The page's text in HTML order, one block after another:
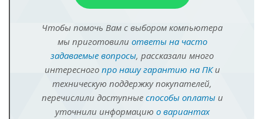
Чтобы помочь Вам с выбором компьютера
мы приготовили ответы на часто
задаваемые вопросы, рассказали много
интересного про нашу гарантию на ПКи
техническую поддержку покупателей,
перечислили доступные способы оплатыи
уточнили информацию о вариантах